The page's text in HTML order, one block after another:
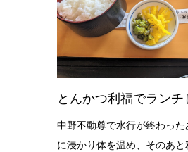
とんかつ利福でランチ
中野不動尊で水行が終わっ
に浸かり体を温め、そのあ